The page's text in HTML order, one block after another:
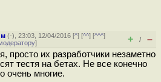
(-), 23:03, 12/04/2016 [^] [^^] [^^^]
] + / –
просто их разработчики незаметно
тестя на бетах. Не все конечно
очень многие.